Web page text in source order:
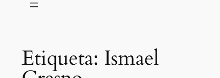
Etiqueta: Ismael